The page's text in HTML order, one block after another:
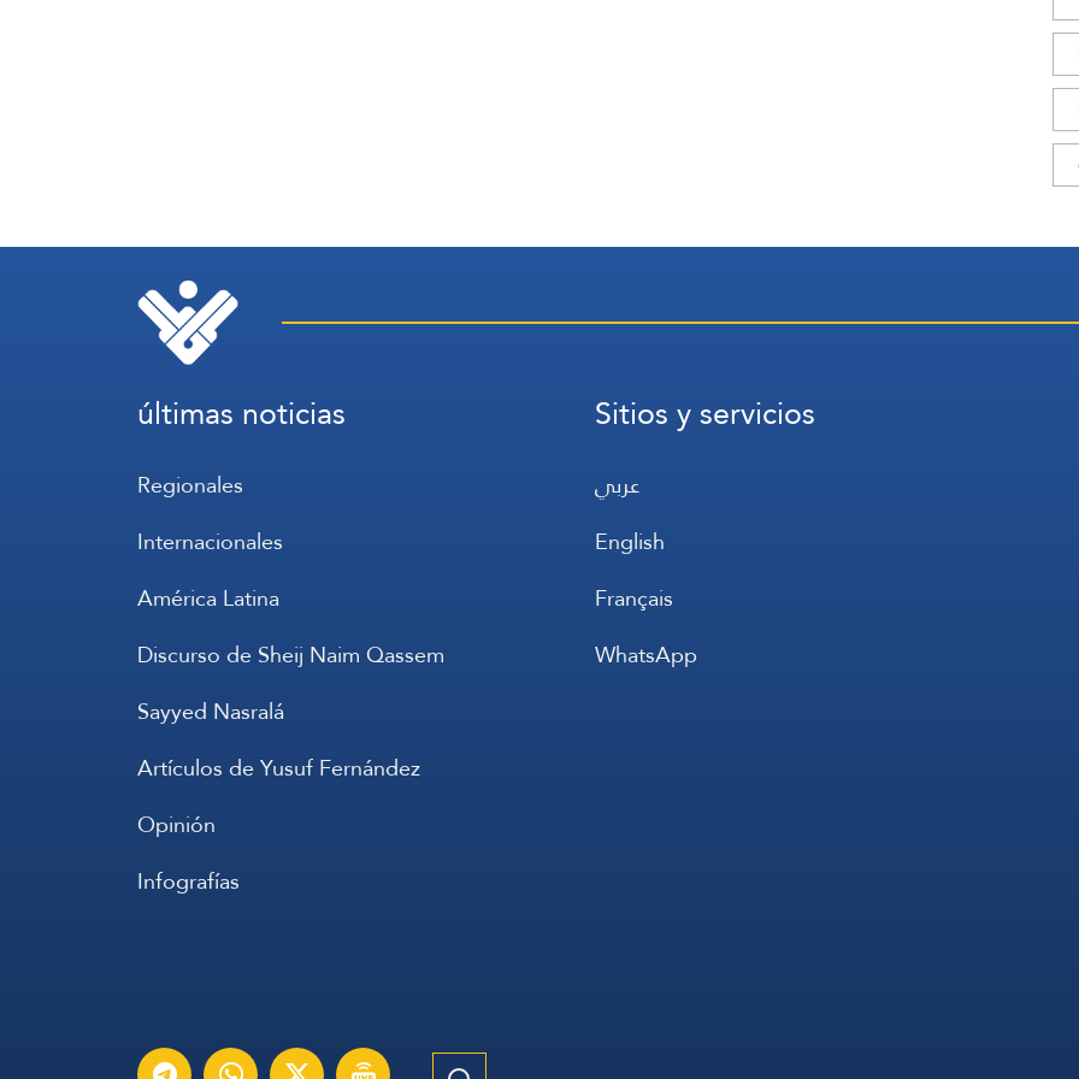
últimas noticias
Regionales
Internacionales
América Latina
Discurso de Sheij Naim Qassem
Sayyed Nasralá
Artículos de Yusuf Fernández
Opinión
Infografías
Sitios y servicios
عربي
English
Français
WhatsApp